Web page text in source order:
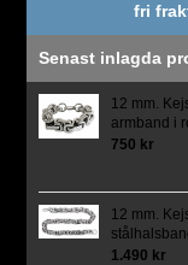
fri
Senast inlagda
12 mm.
armband i
750 kr
12 mm.
1.490 kr